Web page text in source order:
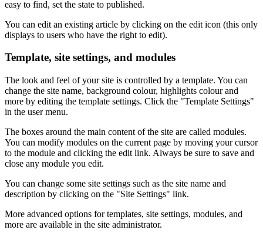
easy to find, set the state to published.
You can edit an existing article by clicking on the edit icon (this only
displays to users who have the right to edit).
Template, site settings, and modules
The look and feel of your site is controlled by a template. You can
change the site name, background colour, highlights colour and
more by editing the template settings. Click the "Template Settings"
in the user menu.
The boxes around the main content of the site are called modules.
You can modify modules on the current page by moving your cursor
to the module and clicking the edit link. Always be sure to save and
close any module you edit.
You can change some site settings such as the site name and
description by clicking on the "Site Settings" link.
More advanced options for templates, site settings, modules, and
more are available in the site administrator.